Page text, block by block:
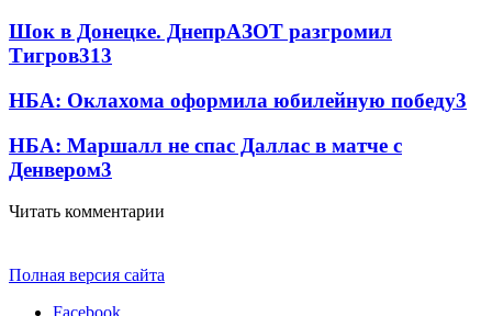
Шок в Донецке. ДнепрАЗОТ разгромил
Тигров313
НБА: Оклахома оформила юбилейную победу3
НБА: Маршалл не спас Даллас в матче с
Денвером3
Читать комментарии
Полная версия сайта